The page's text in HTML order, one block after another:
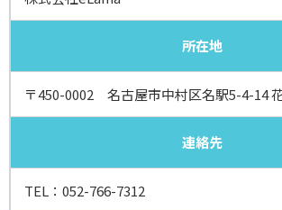
所在地
〒450-0002 名古屋市中村区名駅5-4-14
連絡先
TEL： 052-766-7312